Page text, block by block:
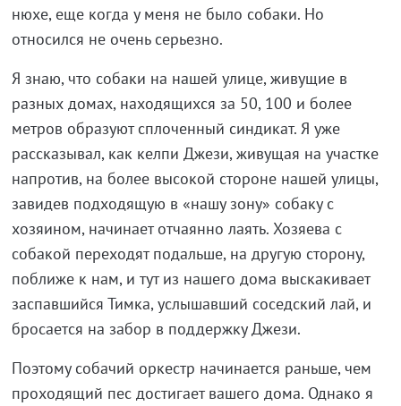
нюхе, еще когда у меня не было собаки. Но
относился не очень серьезно.
Я знаю, что собаки на нашей улице, живущие в
разных домах, находящихся за 50, 100 и более
метров образуют сплоченный синдикат. Я уже
рассказывал, как келпи Джези, живущая на участке
напротив, на более высокой стороне нашей улицы,
завидев подходящую в «нашу зону» собаку с
хозяином, начинает отчаянно лаять. Хозяева с
собакой переходят подальше, на другую сторону,
поближе к нам, и тут из нашего дома выскакивает
заспавшийся Тимка, услышавший соседский лай, и
бросается на забор в поддержку Джези.
Поэтому собачий оркестр начинается раньше, чем
проходящий пес достигает вашего дома. Однако я